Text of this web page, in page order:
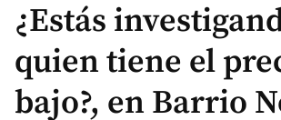
¿Estás
quien tiene el
bajo?, en Barrio